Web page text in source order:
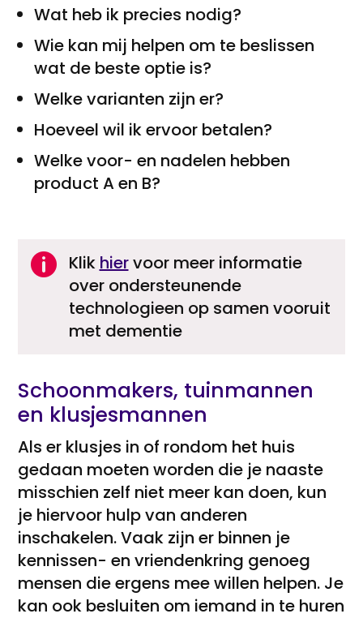
Wat heb ik precies nodig?
Wie kan mij helpen om te beslissen
wat de beste optie is?
Welke varianten zijn er?
Hoeveel wil ik ervoor betalen?
Welke voor- en nadelen hebben
product A en B?
 Klik hiervoor meer informatie
over ondersteunende
technologieen op samen vooruit
met dementie
Schoonmakers, tuinmannen
en klusjesmannen
Als er klusjes in of rondom het huis
gedaan moeten worden die je naaste
misschien zelf niet meer kan doen, kun
je hiervoor hulp van anderen
inschakelen. Vaak zijn er binnen je
kennissen- en vriendenkring genoeg
mensen die ergens mee willen helpen. Je
kan ook besluiten om iemand in te huren